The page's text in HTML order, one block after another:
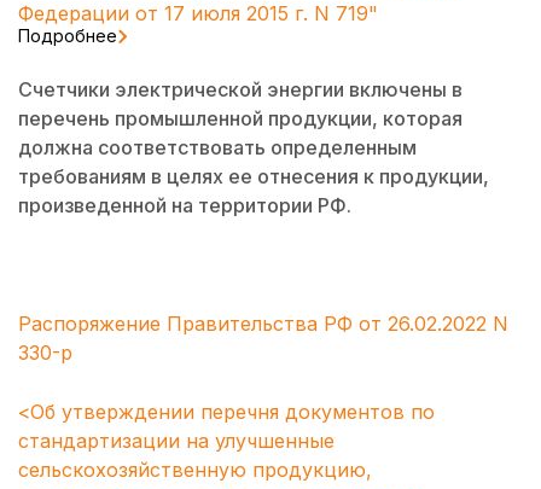
Федерации от 17 июля 2015 г. N 719"
Подробнее
Счетчики электрической энергии включены в
перечень промышленной продукции, которая
должна соответствовать определенным
требованиям в целях ее отнесения к продукции,
произведенной на территории РФ.
Распоряжение Правительства РФ от 26.02.2022 N
330-р
<Об утверждении перечня документов по
стандартизации на улучшенные
сельскохозяйственную продукцию,